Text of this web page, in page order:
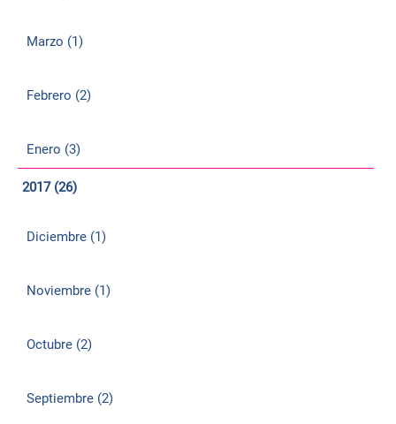
Marzo (1)
Febrero (2)
Enero (3)
2017 (26)
Diciembre (1)
Noviembre (1)
Octubre (2)
Septiembre (2)